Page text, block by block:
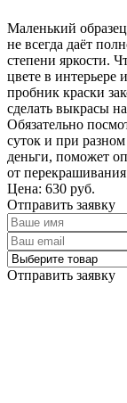
Маленький
не всегда даёт
степени яркости.
цвете в интерьере
пробник краски
сделать выкрасы
Обязательно
суток и при
деньги, поможет
от
Цена: 630 руб.
Отправить заявку
Отправить заявку